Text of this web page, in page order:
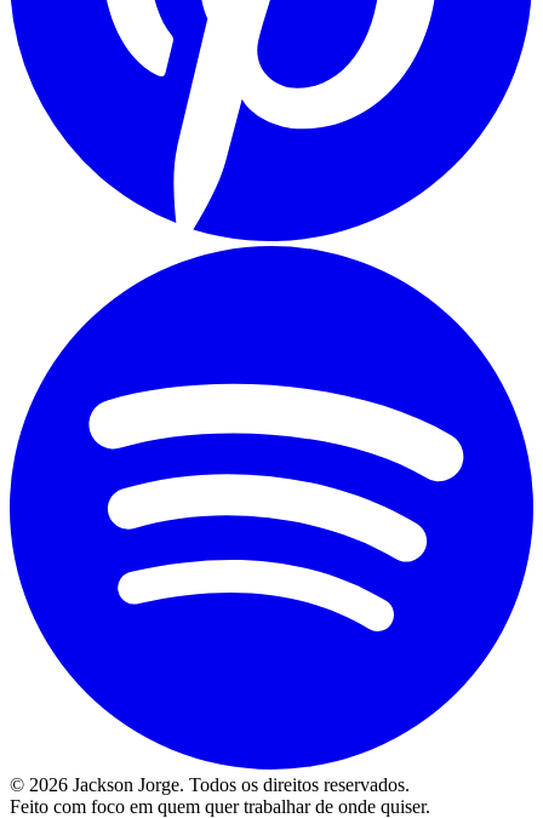
© 2026 Jackson Jorge. Todos os direitos reservados.
Feito com foco em quem quer trabalhar de onde quiser.